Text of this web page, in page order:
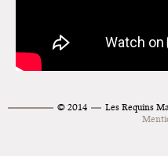
© 2014 Les Requins